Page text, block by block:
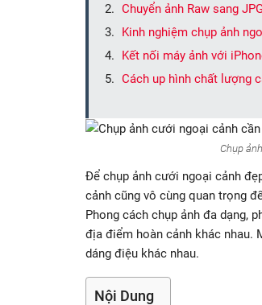
Chuyển ảnh Raw sang
Kinh nghiệm chụp ảnh
Kết nối máy ảnh với
Cách up hình chất lượng
Chụp
Để chụp ảnh cưới ngoại cảnh
cảnh cũng vô cùng quan trọng
Phong cách chụp ảnh đa dạng,
địa điểm hoàn cảnh khác nhau.
dáng điệu khác nhau.
Nội Dung